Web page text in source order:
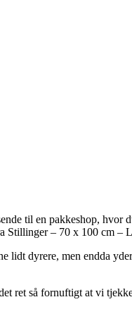
til en pakkeshop, hvor
Stillinger – 70 x 100 cm –
lidt dyrere, men endda
ret så fornuftigt at vi